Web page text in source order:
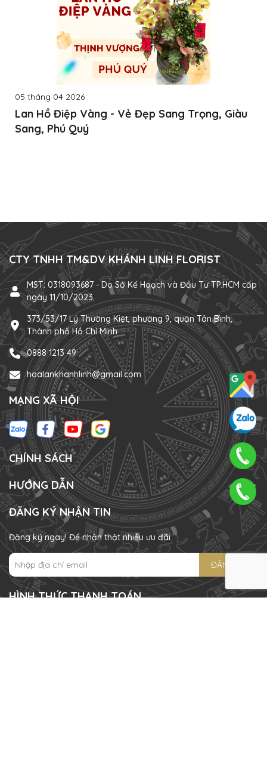
05 tháng 04 2026
Lan Hồ Điệp Vàng - Vẻ Đẹp Sang Trọng, Giàu
Sang, Phú Quý
CTY TNHH TM&DV KHÁNH LINH FLORIST
MST: 0318093687 - Do Sở Kế Hoạch và Đầu Tư TP.HCM cấp
ngày 11/10/2023
373/53/17 Lý Thường Kiệt, phường 9, quận Tân Bình,
Thành phố Hồ Chí Minh
0888 1213 49
hoalankhanhlinh@gmail.com
MẠNG XÃ HỘI
CHÍNH SÁCH
HƯỚNG DẪN
ĐĂNG KÝ NHẬN TIN
Đăng ký ngay! Để nhận thật nhiều ưu đãi
ĐĂNG KÝ
HÌNH THỨC THANH TOÁN